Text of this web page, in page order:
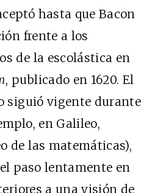
hasta que Bacon
frente a los
de la escolástica en
, publicado en 1620. El
siguió vigente durante
en Galileo,
de las matemáticas),
paso lentamente en
a una visión de